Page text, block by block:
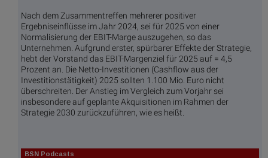
Nach dem Zusammentreffen mehrerer positiver
Ergebniseinflüsse im Jahr 2024, sei für 2025 von einer
Normalisierung der EBIT-Marge auszugehen, so das
Unternehmen. Aufgrund erster, spürbarer Effekte der Strategie,
hebt der Vorstand das EBIT-Margenziel für 2025 auf = 4,5
Prozent an. Die Netto-Investitionen (Cashflow aus der
Investitionstätigkeit) 2025 sollten 1.100 Mio. Euro nicht
überschreiten. Der Anstieg im Vergleich zum Vorjahr sei
insbesondere auf geplante Akquisitionen im Rahmen der
Strategie 2030 zurückzuführen, wie es heißt.
BSN Podcasts